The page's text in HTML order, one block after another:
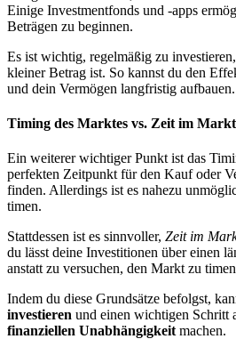
Einige Investmentfonds und -apps
Beträgen zu beginnen.
Es ist wichtig, regelmäßig zu
kleiner Betrag ist. So kannst du den
und dein Vermögen langfristig aufbauen.
Timing des Marktes vs. Zeit im Markt
Ein weiterer wichtiger Punkt ist das
perfekten Zeitpunkt für den Kauf oder
finden. Allerdings ist es nahezu
timen.
Stattdessen ist es sinnvoller, Zeit im
du lässt deine Investitionen über einen
anstatt zu versuchen, den Markt zu
Indem du diese Grundsätze befolgst,
investieren und einen wichtigen Schritt
finanziellen Unabhängigkeitmachen.